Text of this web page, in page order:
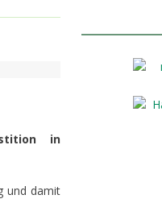
in
und damit